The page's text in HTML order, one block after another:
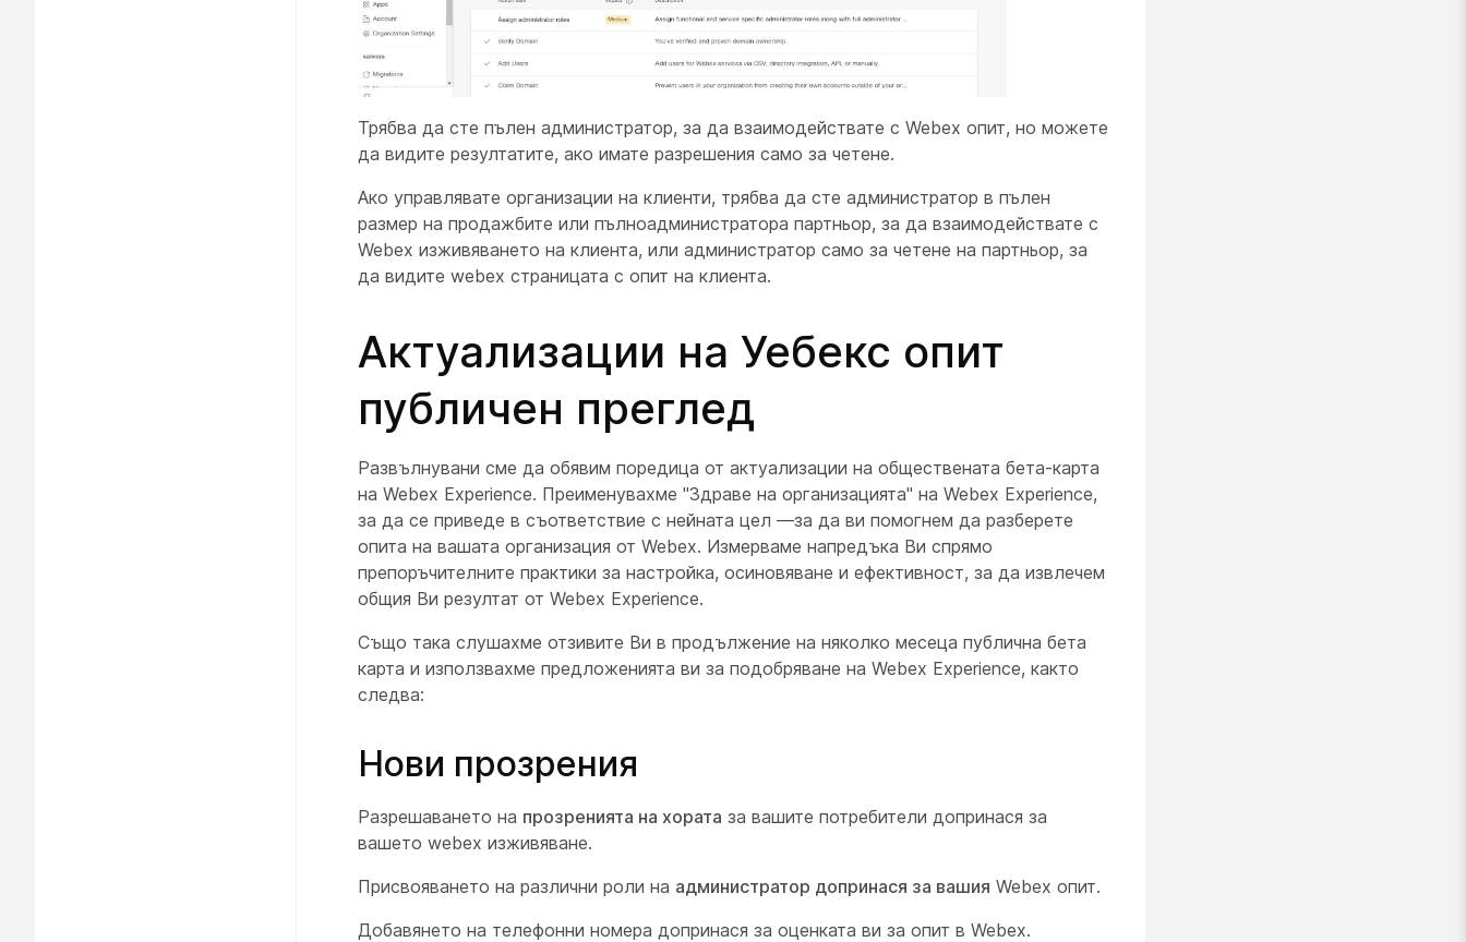
Трябва да сте пълен администратор, за да взаимодействате с Webex опит, но можете
да видите резултатите, ако имате разрешения само за четене.
Ако управлявате организации на клиенти, трябва да сте администратор в пълен
размер на продажбите или пълноадминистратора партньор, за да взаимодействате с
Webex изживяването на клиента, или администратор само за четене на партньор, за
да видите webex страницата с опит на клиента.
Актуализации на Уебекс опит
публичен преглед
Развълнувани сме да обявим поредица от актуализации на обществената бета-карта
на Webex Experience. Преименувахме "Здраве на организацията" на Webex Experience,
за да се приведе в съответствие с нейната цел —за да ви помогнем да разберете
опита на вашата организация от Webex. Измерваме напредъка Ви спрямо
препоръчителните практики за настройка, осиновяване и ефективност, за да извлечем
общия Ви резултат от Webex Experience.
Също така слушахме отзивите Ви в продължение на няколко месеца публична бета
карта и използвахме предложенията ви за подобряване на Webex Experience, както
следва:
Нови прозрения
Разрешаването на прозренията на хората за вашите потребители допринася за
вашето webex изживяване.
Присвояването на различни роли на администратор допринася за вашия Webex опит.
Добавянето на телефонни номера допринася за оценката ви за опит в Webex.